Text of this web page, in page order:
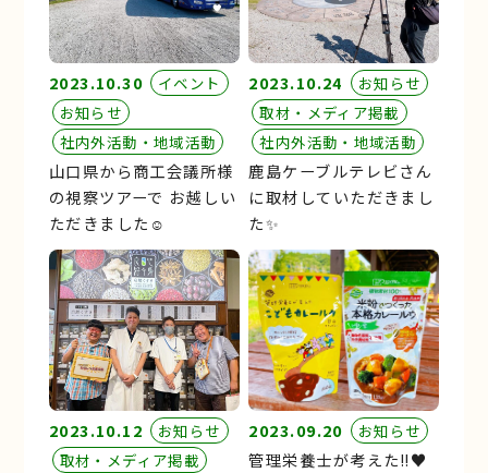
2023.10.30
イベント
お知らせ
社内外活動・地域活動
山口県から商工会議所様
の視察ツアーで お越しい
ただきました☺︎
2023.10.24
お知らせ
取材・メディア掲載
社内外活動・地域活動
鹿島ケーブルテレビさん
に取材していただきまし
た✨
2023.10.12
お知らせ
取材・メディア掲載
2023.09.20 お知らせ
管理栄養士が考えた‼︎♥